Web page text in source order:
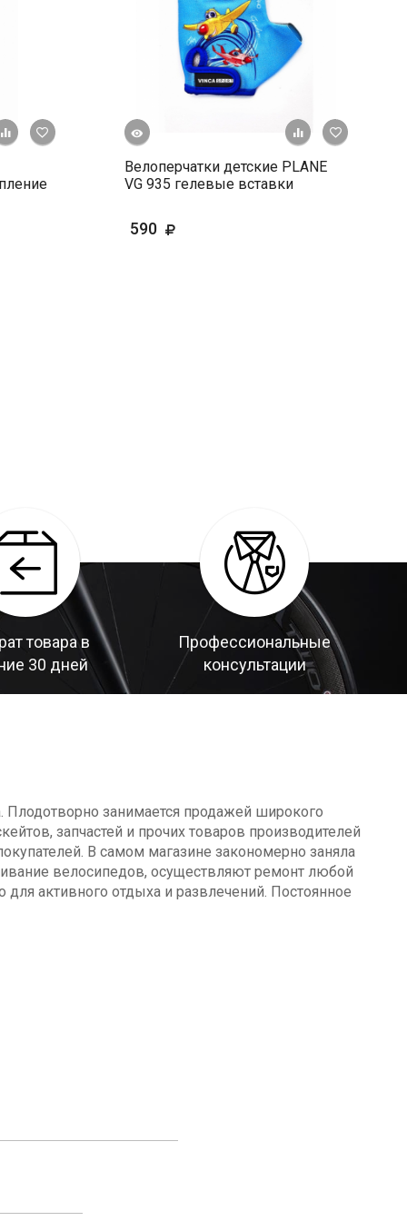
+ К сравнению
В избранное + К
просмотр
Велоперчатки детские PLANE
VG 935 гелевые вставки
590
товара в
30 дней
Профессиональные
консультации
Плодотворно занимается продажей широкого
запчастей и прочих товаров производителей
В самом магазине закономерно заняла
велосипедов, осуществляют ремонт любой
для активного отдыха и развлечений. Постоянное